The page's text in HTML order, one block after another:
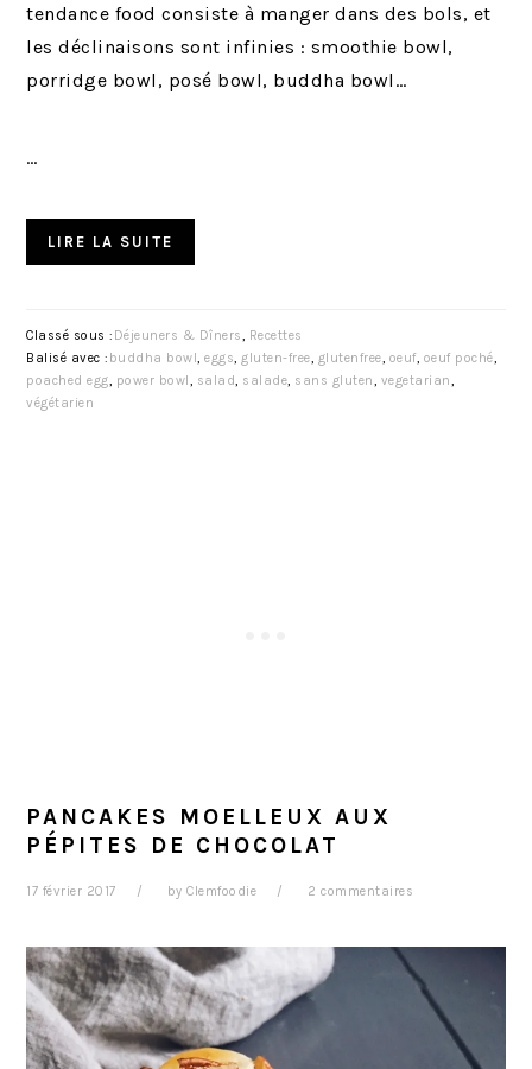
tendance food consiste à manger dans des bols, et
les déclinaisons sont infinies : smoothie bowl,
porridge bowl, posé bowl, buddha bowl…
…
LIRE LA SUITE
Classé sous : Déjeuners & Dîners, Recettes
Balisé avec : buddha bowl,eggs,gluten-free, glutenfree, oeuf, oeuf poché,
poached egg, power bowl, salad, salade, sans gluten, vegetarian,
végétarien
PANCAKES MOELLEUX AUX
PÉPITES DE CHOCOLAT
17 février 2017 byClemfoodie 2 commentaires